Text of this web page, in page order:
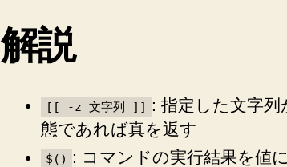
解説
[[ -z 文字列 ]]
: 指定した文字
態であれば真を返す
$() : コマンドの実行結果を値